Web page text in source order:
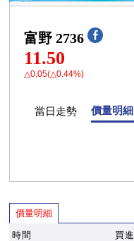
富野 2736
11.50
△0.05(△0.44%)
當日走勢 價量明細
價量明細
時間 買進